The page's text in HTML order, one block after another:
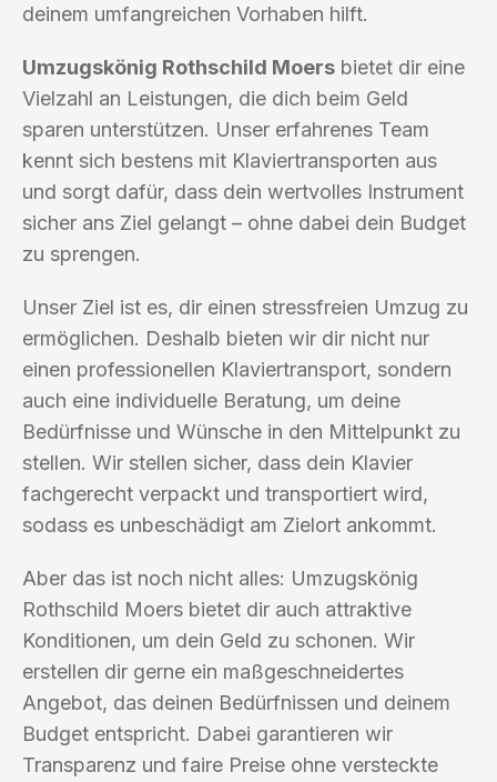
deinem umfangreichen Vorhaben hilft.
Umzugskönig Rothschild Moers bietet dir eine
Vielzahl an Leistungen, die dich beim Geld
sparen unterstützen. Unser erfahrenes Team
kennt sich bestens mit Klaviertransporten aus
und sorgt dafür, dass dein wertvolles Instrument
sicher ans Ziel gelangt – ohne dabei dein Budget
zu sprengen.
Unser Ziel ist es, dir einen stressfreien Umzug zu
ermöglichen. Deshalb bieten wir dir nicht nur
einen professionellen Klaviertransport, sondern
auch eine individuelle Beratung, um deine
Bedürfnisse und Wünsche in den Mittelpunkt zu
stellen. Wir stellen sicher, dass dein Klavier
fachgerecht verpackt und transportiert wird,
sodass es unbeschädigt am Zielort ankommt.
Aber das ist noch nicht alles: Umzugskönig
Rothschild Moers bietet dir auch attraktive
Konditionen, um dein Geld zu schonen. Wir
erstellen dir gerne ein maßgeschneidertes
Angebot, das deinen Bedürfnissen und deinem
Budget entspricht. Dabei garantieren wir
Transparenz und faire Preise ohne versteckte